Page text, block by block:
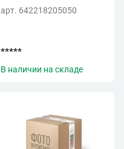
арт. 642218205050
*****
В наличии на складе